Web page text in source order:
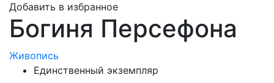
Добавить в избранное
Богиня Персефона
Живопись
Единственный экземпляр